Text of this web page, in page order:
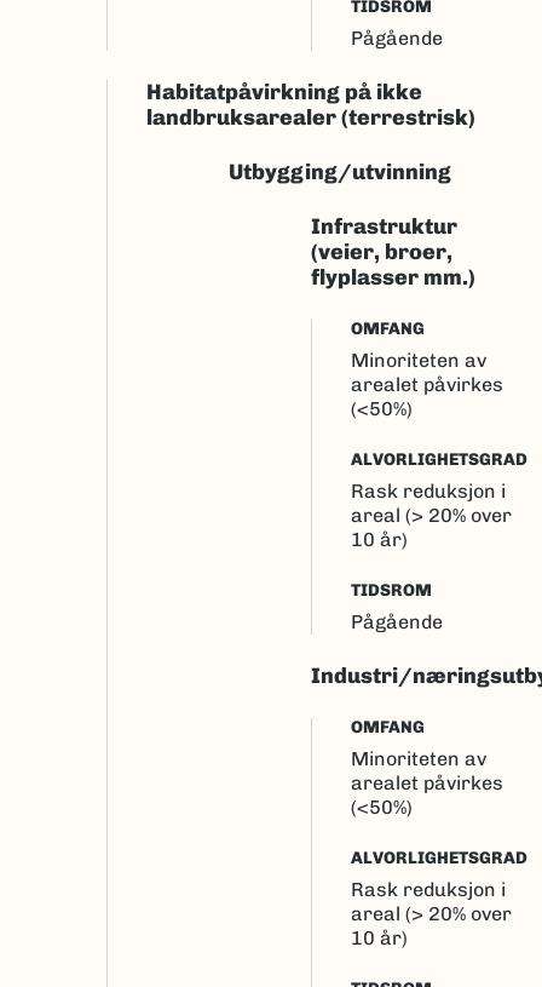
TIDSROM
Pågående
Habitatpåvirkning på ikke
landbruksarealer (terrestrisk)
Utbygging/utvinning
Infrastruktur
(veier, broer,
flyplasser mm.)
OMFANG
Minoriteten av
arealet påvirkes
(<50%)
ALVORLIGHETSGRAD
Rask reduksjon i
areal (> 20% over
10 år)
TIDSROM
Pågående
Industri/
OMFANG
Minoriteten av
arealet påvirkes
(<50%)
ALVORLIGHETSGRAD
Rask reduksjon i
areal (> 20% over
10 år)